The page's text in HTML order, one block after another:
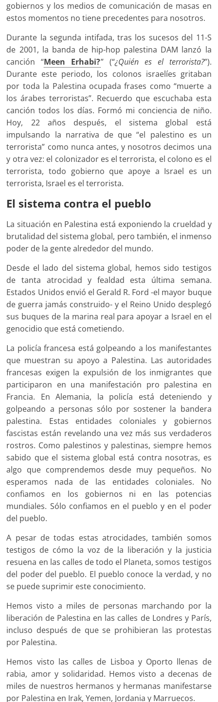
gobiernos y los medios de comunicación de masas en
estos momentos no tiene precedentes para nosotros.
Durante la segunda intifada, tras los sucesos del 11-S
de 2001, la banda de hip-hop palestina DAM lanzó la
canción “Meen Erhabi?” (“¿Quién es el terrorista?”).
Durante este periodo, los colonos israelíes gritaban
por toda la Palestina ocupada frases como “muerte a
los árabes terroristas”. Recuerdo que escuchaba esta
canción todos los días. Formó mi conciencia de niño.
Hoy, 22 años después, el sistema global está
impulsando la narrativa de que “el palestino es un
terrorista” como nunca antes, y nosotros decimos una
y otra vez: el colonizador es el terrorista, el colono es el
terrorista, todo gobierno que apoye a Israel es un
terrorista, Israel es el terrorista.
El sistema contra el pueblo
La situación en Palestina está exponiendo la crueldad y
brutalidad del sistema global, pero también, el inmenso
poder de la gente alrededor del mundo.
Desde el lado del sistema global, hemos sido testigos
de tanta atrocidad y fealdad esta última semana.
Estados Unidos envió el Gerald R. Ford -el mayor buque
de guerra jamás construido- y el Reino Unido desplegó
sus buques de la marina real para apoyar a Israel en el
genocidio que está cometiendo.
La policía francesa está golpeando a los manifestantes
que muestran su apoyo a Palestina. Las autoridades
francesas exigen la expulsión de los inmigrantes que
participaron en una manifestación pro palestina en
Francia. En Alemania, la policía está deteniendo y
golpeando a personas sólo por sostener la bandera
palestina. Estas entidades coloniales y gobiernos
fascistas están revelando una vez más sus verdaderos
rostros. Como palestinos y palestinas, siempre hemos
sabido que el sistema global está contra nosotras, es
algo que comprendemos desde muy pequeños. No
esperamos nada de las entidades coloniales. No
confiamos en los gobiernos ni en las potencias
mundiales. Sólo confiamos en el pueblo y en el poder
del pueblo.
A pesar de todas estas atrocidades, también somos
testigos de cómo la voz de la liberación y la justicia
resuena en las calles de todo el Planeta, somos testigos
del poder del pueblo. El pueblo conoce la verdad, y no
se puede suprimir este conocimiento.
Hemos visto a miles de personas marchando por la
liberación de Palestina en las calles de Londres y París,
incluso después de que se prohibieran las protestas
por Palestina.
Hemos visto las calles de Lisboa y Oporto llenas de
rabia, amor y solidaridad. Hemos visto a decenas de
miles de nuestros hermanos y hermanas manifestarse
por Palestina en Irak, Yemen, Jordania y Marruecos.